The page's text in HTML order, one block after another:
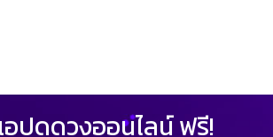
ปดูดวงออนไลน์ ฟรี!